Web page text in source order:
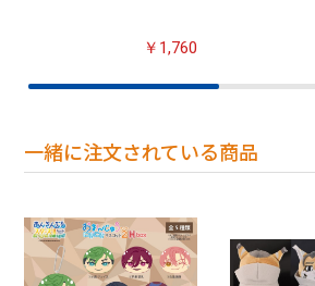
￥1,760
一緒に注文されている商品